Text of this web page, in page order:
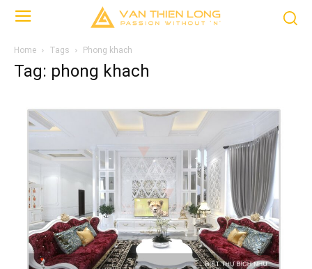
Home Tags Phong khach
Tag: phong khach